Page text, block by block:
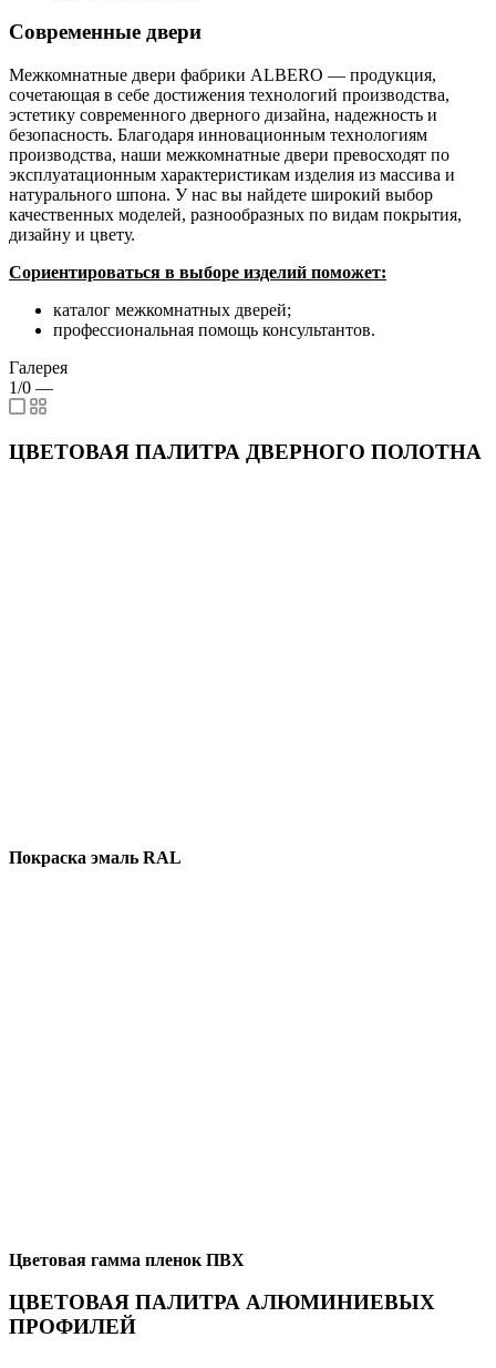
Современные двери
Межкомнатные двери фабрики ALBERO — продукция,
сочетающая в себе достижения технологий производства,
эстетику современного дверного дизайна, надежность и
безопасность. Благодаря инновационным технологиям
производства, наши межкомнатные двери превосходят по
эксплуатационным характеристикам изделия из массива и
натурального шпона. У нас вы найдете широкий выбор
качественных моделей, разнообразных по видам покрытия,
дизайну и цвету.
Сориентироваться в выборе изделий поможет:
каталог межкомнатных дверей;
профессиональная помощь консультантов.
Галерея
1/0 —
ЦВЕТОВАЯ ПАЛИТРА ДВЕРНОГО ПОЛОТНА
Покраска эмаль RAL
Цветовая гамма пленок ПВХ
ЦВЕТОВАЯ ПАЛИТРА АЛЮМИНИЕВЫХ
ПРОФИЛЕЙ